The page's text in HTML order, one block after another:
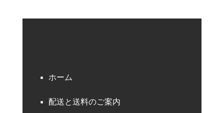
ホーム
配送と送料のご案内